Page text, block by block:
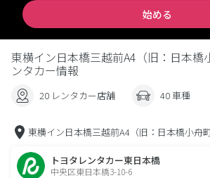
始める
東横イン日本橋三越前A4（旧：日本橋
ンタカー情報
20 レンタカー店舗 40 車種
東横イン日本橋三越前A4（旧：日本橋小舟
トヨタレンタカー東日本橋
中央区東日本橋3-10-6